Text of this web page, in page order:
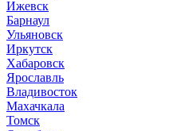
Ижевск
Барнаул
Ульяновск
Иркутск
Хабаровск
Ярославль
Владивосток
Махачкала
Томск